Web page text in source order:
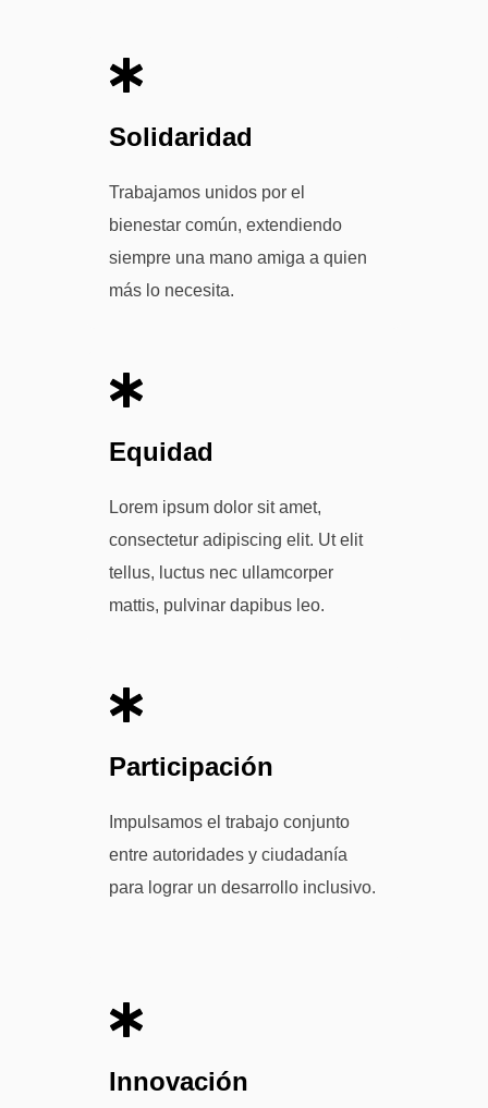
Solidaridad
Trabajamos unidos por el
bienestar común, extendiendo
siempre una mano amiga a quien
más lo necesita.
Equidad
Lorem ipsum dolor sit amet,
consectetur adipiscing elit. Ut elit
tellus, luctus nec ullamcorper
mattis, pulvinar dapibus leo.
Participación
Impulsamos el trabajo conjunto
entre autoridades y ciudadanía
para lograr un desarrollo inclusivo.
Innovación